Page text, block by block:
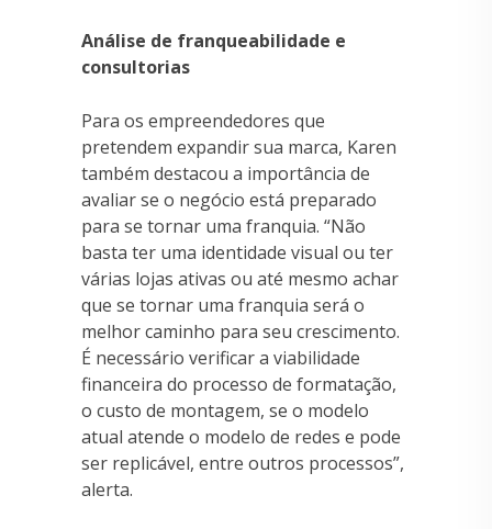
Análise de franqueabilidade e
consultorias
Para os empreendedores que
pretendem expandir sua marca, Karen
também destacou a importância de
avaliar se o negócio está preparado
para se tornar uma franquia. “Não
basta ter uma identidade visual ou ter
várias lojas ativas ou até mesmo achar
que se tornar uma franquia será o
melhor caminho para seu crescimento.
É necessário verificar a viabilidade
financeira do processo de formatação,
o custo de montagem, se o modelo
atual atende o modelo de redes e pode
ser replicável, entre outros processos”,
alerta.